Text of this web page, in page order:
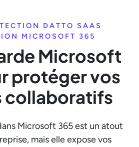
DATTO SAAS
MICROSOFT 365
Microsoft
protéger vos
collaboratifs
Microsoft 365 est un atout
mais elle expose vos